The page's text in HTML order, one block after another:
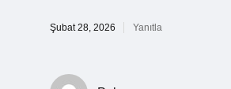
Şubat 28, 2026 Yanıtla